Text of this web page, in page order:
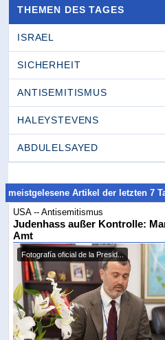
THEMEN DES TAGES
ISRAEL
SICHERHEIT
ANTISEMITISMUS
HALEYSTEVENS
ABDULELSAYED
meistgelesene Artikel der letzten 7
USA -- Antisemitismus
Judenhass außer Kontrolle:
Amt
Fotografía oficial de la Presid...